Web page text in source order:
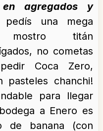
agregados y
una mega
mostro titán
no cometas
Coca Zero,
pasteles chanchi!
para llegar
a Enero es
de banana (con